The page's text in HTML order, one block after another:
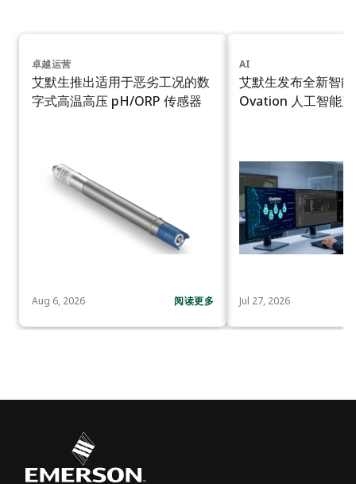
卓越运营
艾默生推出适用于恶劣工况的数
字式高温高压 pH/ORP 传感器
Aug 6, 2026 阅读更多
AI
艾默生发布全新智
Ovation 人工智能
Jul 27, 2026